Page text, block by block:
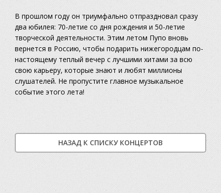
В прошлом году он триумфально отпраздновал сразу
два юбилея: 70-летие со дня рождения и 50-летие
творческой деятельности. Этим летом Пупо вновь
вернется в Россию, чтобы подарить нижегородцам по-
настоящему теплый вечер с лучшими хитами за всю
свою карьеру, которые знают и любят миллионы
слушателей. Не пропустите главное музыкальное
событие этого лета!
НАЗАД К СПИСКУ КОНЦЕРТОВ